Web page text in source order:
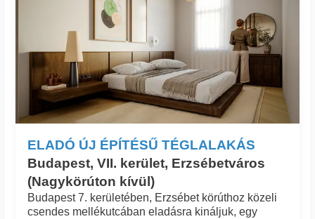
ELADÓ ÚJ ÉPÍTÉSŰ TÉGLALAKÁS
Budapest, VII. kerület, Erzsébetváros
(Nagykörúton kívül)
Budapest 7. kerületében, Erzsébet körúthoz közeli
csendes mellékutcában eladásra kináljuk, egy